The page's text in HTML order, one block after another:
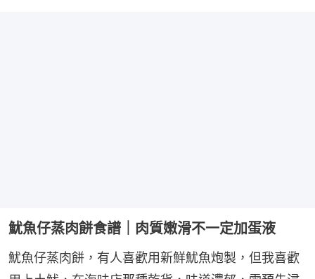
魷魚仔蒸肉餅食譜｜肉質嫩滑不一定加蛋液
魷魚仔蒸肉餅，有人喜歡用新鮮魷魚炮製，但我喜歡